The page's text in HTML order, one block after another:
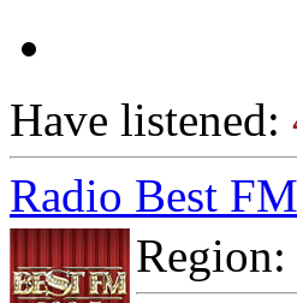
Have listened:
Radio Best FM
Region: